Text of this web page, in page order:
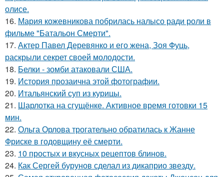
олисе.
16. Мария кожевникова побрилась налысо ради роли в
фильме "Батальон Смерти".
17. Актер Павел Деревянко и его жена, Зоя Фуць,
раскрыли секрет своей молодости.
18. Белки - зомби атаковали США.
19. История прозаична этой фотографии.
20. Итальянский суп из курицы.
21. Шарлотка на сгущёнке. Активное время готовки 15
мин.
22. Ольга Орлова трогательно обратилась к Жанне
Фриске в годовщину её смерти.
23. 10 простых и вкусных рецептов блинов.
24. Как Сергей бурунов сделал из дикаприо звезду.